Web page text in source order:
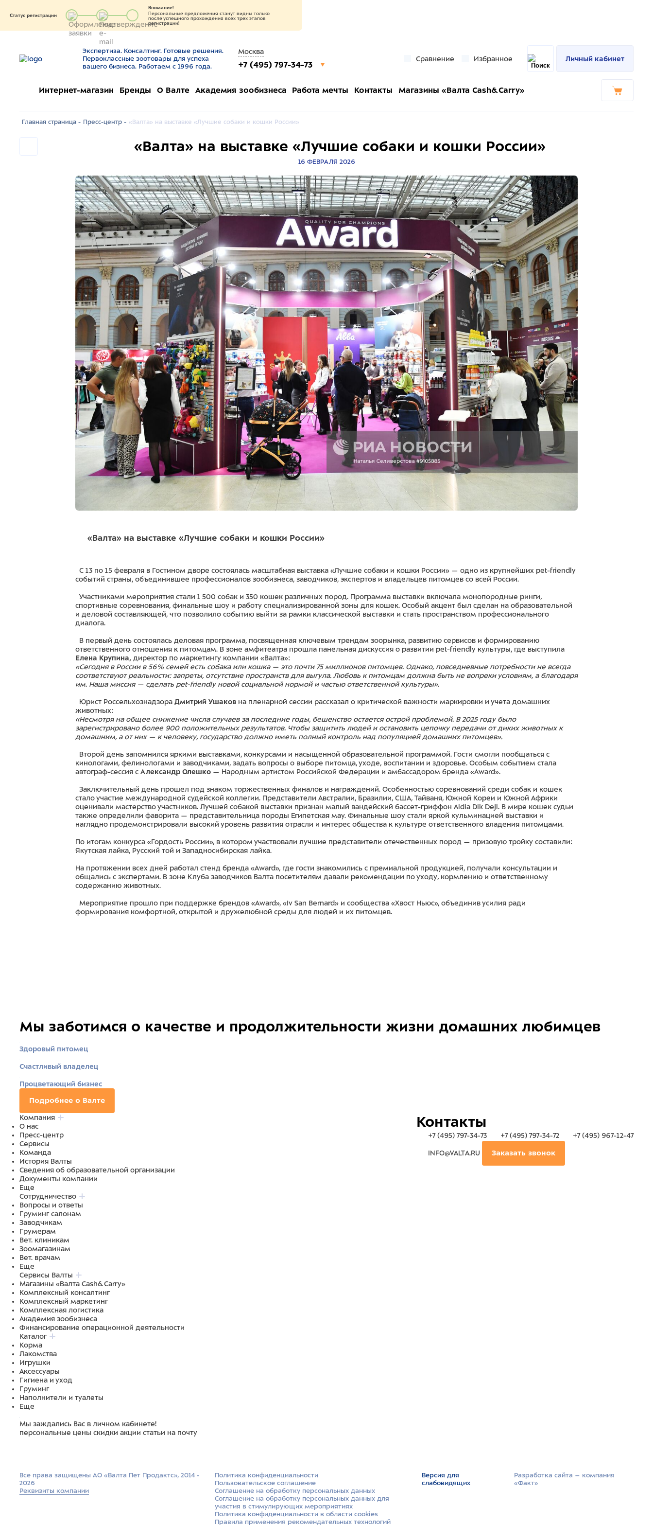
Статус регистрации
Внимание!
Персональные предложения станут видны только
после успешного прохождения всех трех этапов
регистрации!
Экспертиза. Консалтинг. Готовые решения.
Первоклассные зоотовары для успеха
вашего бизнеса. Работаем с 1996 года.
Москва
+7 (495) 797-34-73
Сравнение Избранное Личный кабинет
Интернет-магазин Бренды О Валте Академия зообизнеса Работа мечты Контакты Магазины «Валта Cash&Carry»
Главная страница - Пресс-центр - «Валта» на выставке «Лучшие собаки и кошки России»
«Валта» на выставке «Лучшие собаки и кошки России»
16 ФЕВРАЛЯ 2026
«Валта» на выставке «Лучшие собаки и кошки России»
С 13 по 15 февраля в Гостином дворе состоялась масштабная выставка «Лучшие собаки и кошки России» — одно из крупнейших pet-friendly
событий страны, объединившее профессионалов зообизнеса, заводчиков, экспертов и владельцев питомцев со всей России.
Участниками мероприятия стали 1 500 собак и 350 кошек различных пород. Программа выставки включала монопородные ринги,
спортивные соревнования, финальные шоу и работу специализированной зоны для кошек. Особый акцент был сделан на образовательной
и деловой составляющей, что позволило событию выйти за рамки классической выставки и стать пространством профессионального
диалога.
В первый день состоялась деловая программа, посвященная ключевым трендам зоорынка, развитию сервисов и формированию
ответственного отношения к питомцам. В зоне амфитеатра прошла панельная дискуссия о развитии pet-friendly культуры, где выступила
Елена Крупина, директор по маркетингу компании «Валта»:
«Сегодня в России в 56% семей есть собака или кошка — это почти 75 миллионов питомцев. Однако, повседневные потребности не всегда
соответствуют реальности: запреты, отсутствие пространств для выгула. Любовь к питомцам должна быть не вопреки условиям, а благодаря
им. Наша миссия — сделать pet-friendly новой социальной нормой и частью ответственной культуры».
Юрист Россельхознадзора Дмитрий Ушаков на пленарной сессии рассказал о критической важности маркировки и учета домашних
животных:
«Несмотря на общее снижение числа случаев за последние годы, бешенство остается острой проблемой. В 2025 году было
зарегистрировано более 900 положительных результатов. Чтобы защитить людей и остановить цепочку передачи от диких животных к
домашним, а от них — к человеку, государство должно иметь полный контроль над популяцией домашних питомцев».
Второй день запомнился яркими выставками, конкурсами и насыщенной образовательной программой. Гости смогли пообщаться с
кинологами, фелинологами и заводчиками, задать вопросы о выборе питомца, уходе, воспитании и здоровье. Особым событием стала
автограф-сессия с Александр Олешко — Народным артистом Российской Федерации и амбассадором бренда «Award».
Заключительный день прошел под знаком торжественных финалов и награждений. Особенностью соревнований среди собак и кошек
стало участие международной судейской коллегии. Представители Австралии, Бразилии, США, Тайваня, Южной Кореи и Южной Африки
оценивали мастерство участников. Лучшей собакой выставки признан малый вандейский бассет-гриффон Aldia Dik Dejl. В мире кошек судьи
также определили фаворита — представительница породы Египетская мау. Финальные шоу стали яркой кульминацией выставки и
наглядно продемонстрировали высокий уровень развития отрасли и интерес общества к культуре ответственного владения питомцами.
По итогам конкурса «Гордость России», в котором участвовали лучшие представители отечественных пород — призовую тройку составили:
Якутская лайка, Русский той и Западносибирская лайка.
На протяжении всех дней работал стенд бренда «Award», где гости знакомились с премиальной продукцией, получали консультации и
общались с экспертами. В зоне Клуба заводчиков Валта посетителям давали рекомендации по уходу, кормлению и ответственному
содержанию животных.
Мероприятие прошло при поддержке брендов «Award», «Iv San Bernard» и сообщества «Хвост Ньюс», объединив усилия ради
формирования комфортной, открытой и дружелюбной среды для людей и их питомцев.
Мы заботимся о качестве и продолжительности жизни домашних любимцев
Здоровый питомец
Счастливый владелец
Процветающий бизнес
Подробнее о Валте
Компания
О нас
Пресс-центр
Сервисы
Команда
История Валты
Сведения об образовательной организации
Документы компании
Еще
Сотрудничество
Вопросы и ответы
Груминг салонам
Заводчикам
Грумерам
Вет. клиникам
Зоомагазинам
Вет. врачам
Еще
Сервисы Валты
Магазины «Валта Cash&Carry»
Комплексный консалтинг
Комплексный маркетинг
Комплексная логистика
Академия зообизнеса
Финансирование операционной деятельности
Каталог
Корма
Лакомства
Игрушки
Аксессуары
Гигиена и уход
Груминг
Наполнители и туалеты
Еще
Мы заждались Вас в личном кабинете!
персональные цены скидки акции статьи на почту
Контакты
+7 (495) 797-34-73 +7 (495) 797-34-72 +7 (495) 967-12-47
INFO@VALTA.RU Заказать звонок
Все права защищены АО «Валта Пет Продактс», 2014 -
2026
Реквизиты компании
Политика конфиденциальности
Пользовательское соглашение
Соглашение на обработку персональных данных
Соглашение на обработку персональных данных для
участия в стимулирующих мероприятиях
Политика конфиденциальности в области cookies
Правила применения рекомендательных технологий
Версия для
слабовидящих
Разработка сайта –­ компания
«Факт»